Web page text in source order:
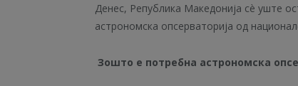
Денес, Република Македонија сè уште
астрономска опсерваторија од
Зошто е потребна астрономска